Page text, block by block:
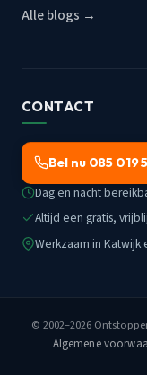
Alle blogs →
CONTACT
Bel nu 085 019
Dag en nacht
Altijd een gratis,
Werkzaam in Katwijk
© 2002–2026
Algemene